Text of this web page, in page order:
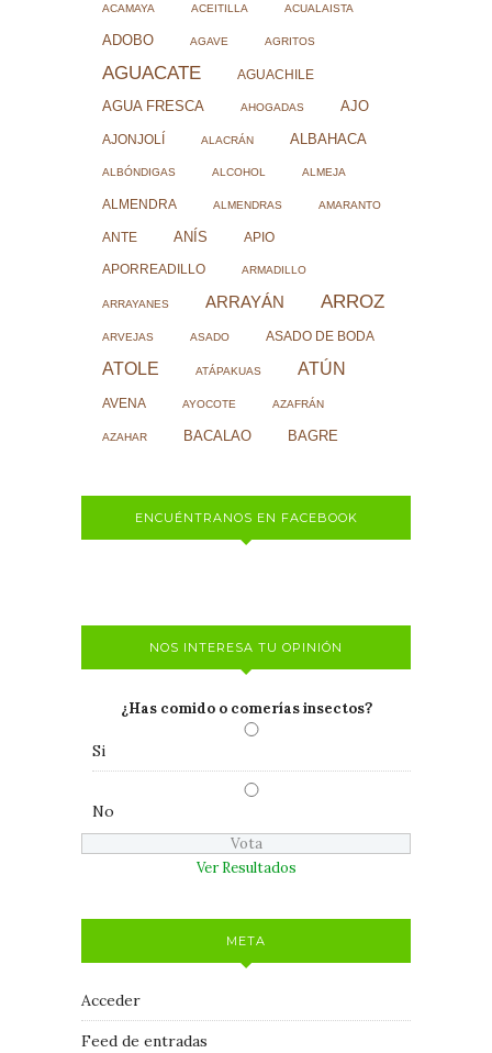
ACAMAYA ACEITILLA ACUALAISTA
ADOBO AGAVE AGRITOS
AGUACATE AGUACHILE
AGUA FRESCA AHOGADAS AJO
AJONJOLÍ ALACRÁN ALBAHACA
ALBÓNDIGAS ALCOHOL ALMEJA
ALMENDRA ALMENDRAS AMARANTO
ANTE ANÍS APIO
APORREADILLO ARMADILLO
ARRAYANES ARRAYÁN ARROZ
ARVEJAS ASADO ASADO DE BODA
ATOLE ATÁPAKUAS ATÚN
AVENA AYOCOTE AZAFRÁN
AZAHAR BACALAO BAGRE
ENCUÉNTRANOS EN FACEBOOK
NOS INTERESA TU OPINIÓN
¿Has comido o comerías insectos?
Si
No
Ver Resultados
META
Acceder
Feed de entradas